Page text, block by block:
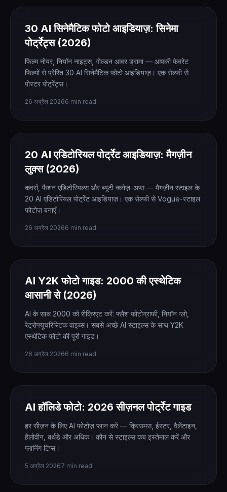
30 AI सिनेमैटिक फोटो आइडियाज़: सिनेमा
पोर्ट्रेट्स (2026)
फिल्म नोयर, नियॉन नाइट्स, गोल्डन आवर ड्रामा — आपकी फेवरेट
फिल्मों से प्रेरित 30 AI सिनेमैटिक फोटो आइडियाज़। एक सेल्फी से
पोस्टर पोर्ट्रेट्स।
26 अप्रैल 20266 min read
20 AI एडिटोरियल पोर्ट्रेट आइडियाज़: मैगज़ीन
लुक्स (2026)
कवर्स, फैशन एडिटोरियल्स और ब्यूटी क्लोज़-अप्स — मैगज़ीन स्टाइल के
20 AI एडिटोरियल पोर्ट्रेट आइडियाज़। एक सेल्फी से Vogue-स्टाइल
फोटोज़ बनाएँ।
26 अप्रैल 20266 min read
AI Y2K फोटो गाइड: 2000 की एस्थेटिक
आसानी से (2026)
AI के साथ 2000 को रीक्रिएट करें: फ्लैश फोटोग्राफी, नियॉन ग्लो,
रेट्रोफ्यूचरिस्टिक वाइब्स। सबसे अच्छे AI स्टाइल्स के साथ Y2K
एस्थेटिक फोटो की पूरी गाइड।
26 अप्रैल 20266 min read
AI हॉलिडे फोटो: 2026 सीज़नल पोर्ट्रेट गाइड
हर सीज़न के लिए AI फोटोज़ प्लान करें — क्रिसमस, ईस्टर, वैलेंटाइन,
हैलोवीन, बर्थडे और अधिक। कौन से स्टाइल्स कब इस्तेमाल करें और
प्लानिंग टिप्स।
5 अप्रैल 20267 min read